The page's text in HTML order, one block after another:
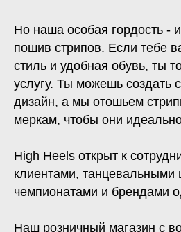
Но наша особая гордость -
пошив стрипов. Если тебе
стиль и удобная обувь, ты
услугу. Ты можешь создать
дизайн, а мы отошьем
меркам, чтобы они
High Heels открыт к
клиентами, танцевальными
чемпионатами и брендами
Наш розничный магазин с